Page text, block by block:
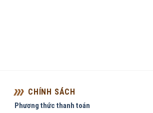
CHÍNH SÁCH
Phương thức thanh toán